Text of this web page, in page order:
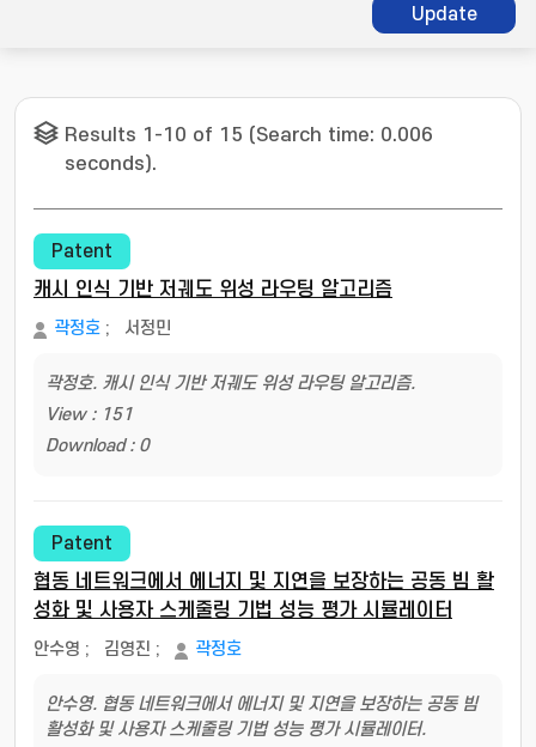
Update
Results 1-10 of 15 (Search time: 0.006
seconds).
Patent
캐시 인식 기반 저궤도 위성 라우팅 알고리즘
곽정호 ; 서정민
곽정호. 캐시 인식 기반 저궤도 위성 라우팅 알고리즘.
View : 151
Download : 0
Patent
협동 네트워크에서 에너지 및 지연을 보장하는 공동 빔 활
성화 및 사용자 스케줄링 기법 성능 평가 시뮬레이터
안수영 ; 김영진 ; 곽정호
안수영. 협동 네트워크에서 에너지 및 지연을 보장하는 공동 빔
활성화 및 사용자 스케줄링 기법 성능 평가 시뮬레이터.